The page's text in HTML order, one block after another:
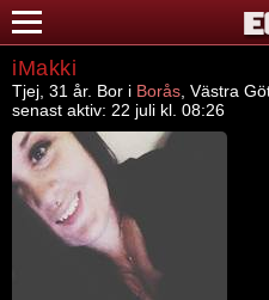
iMakki
Tjej, 31 år. Bor i Borås , Västra
senast aktiv: 22 juli kl. 08:26